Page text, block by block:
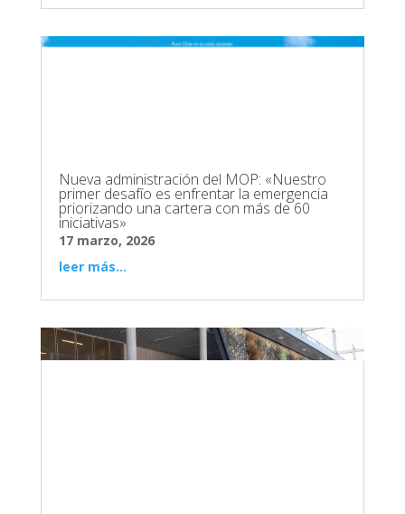
Nueva administración del MOP: «Nuestro
primer desafío es enfrentar la emergencia
priorizando una cartera con más de 60
iniciativas»
17 marzo, 2026
leer más...